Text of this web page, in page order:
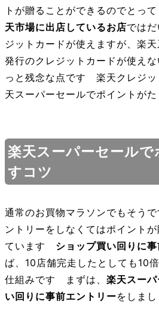
トが贈ることができるのでとっ
天市場に出店しているお店では
ジットカードが使えますが、楽
発行のクレジットカードが使え
っと残念な点です 楽天クレジッ
天スーパーセールでポイントが
楽天スーパーセール
すコツ
通常のお買物マラソンでもそう
ントリーをしなくてはポイント
ています ショップ買い回りに
ば、10店舗完走したとしても10
仕組みです まずは、 楽天スー
い回りに事前エントリーをしまし